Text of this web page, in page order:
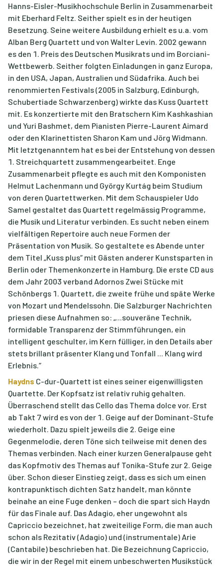
Hanns-Eisler-Musikhochschule Berlin in Zusammenarbeit
mit Eberhard Feltz. Seither spielt es in der heutigen
Besetzung. Seine weitere Ausbildung erhielt es u.a. vom
Alban Berg Quartett und von Walter Levin. 2002 gewann
es den 1. Preis des Deutschen Musikrats und im Borciani-
Wettbewerb. Seither folgten Einladungen in ganz Europa,
in den USA, Japan, Australien und Südafrika. Auch bei
renommierten Festivals (2005 in Salzburg, Edinburgh,
Schubertiade Schwarzenberg) wirkte das Kuss Quartett
mit. Es konzertierte mit den Bratschern Kim Kashkashian
und Yuri Bashmet, dem Pianisten Pierre-Laurent Aimard
oder den Klarinettisten Sharon Kam und Jörg Widmann.
Mit letztgenanntem hat es bei der Entstehung von dessen
1. Streichquartett zusammengearbeitet. Enge
Zusammenarbeit pflegte es auch mit den Komponisten
Helmut Lachenmann und György Kurtág beim Studium
von deren Quartettwerken. Mit dem Schauspieler Udo
Samel gestaltet das Quartett regelmässig Programme,
die Musik und Literatur verbinden. Es sucht neben einem
vielfältigen Repertoire auch neue Formen der
Präsentation von Musik. So gestaltete es Abende unter
dem Titel „Kuss plus“ mit Gästen anderer Kunstsparten in
Berlin oder Themenkonzerte in Hamburg. Die erste CD aus
dem Jahr 2003 verband Adornos Zwei Stücke mit
Schönbergs 1. Quartett, die zweite frühe und späte Werke
von Mozart und Mendelssohn. Die Salzburger Nachrichten
priesen diese Aufnahmen so: „...souveräne Technik,
formidable Transparenz der Stimmführungen, ein
intelligent geschulter, im Kern fülliger, in den Details aber
stets brillant präsenter Klang und Tonfall ... Klang wird
Erlebnis.“
Haydns C-dur-Quartett ist eines seiner eigenwilligsten
Quartette. Der Kopfsatz ist relativ ruhig gehalten.
Überraschend stellt das Cello das Thema dolce vor. Erst
ab Takt 7 wird es von der 1. Geige auf der Dominant-Stufe
wiederholt. Dazu spielt jeweils die 2. Geige eine
Gegenmelodie, deren Töne sich teilweise mit denen des
Themas verbinden. Nach einer kurzen Generalpause geht
das Kopfmotiv des Themas auf Tonika-Stufe zur 2. Geige
über. Schon dieser Einstieg zeigt, dass es sich um einen
kontrapunktisch dichten Satz handelt, man könnte
beinahe an eine Fuge denken – doch die spart sich Haydn
für das Finale auf. Das Adagio, eher ungewohnt als
Capriccio bezeichnet, hat zweiteilige Form, die man auch
schon als Rezitativ (Adagio) und (instrumentale) Arie
(Cantabile) beschrieben hat. Die Bezeichnung Capriccio,
die wir in der Regel mit einem unbeschwerten Musikstück